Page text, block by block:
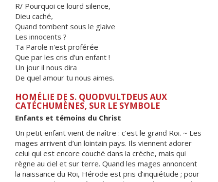
R/ Pourquoi ce lourd silence,
Dieu caché,
Quand tombent sous le glaive
Les innocents ?
Ta Parole n'est proférée
Que par les cris d'un enfant !
Un jour il nous dira
De quel amour tu nous aimes.
HOMÉLIE DE S. QUODVULTDEUS AUX
CATÉCHUMÈNES, SUR LE SYMBOLE
Enfants et témoins du Christ
Un petit enfant vient de naître : c’est le grand Roi. ~ Les
mages arrivent d’un lointain pays. Ils viennent adorer
celui qui est encore couché dans la crèche, mais qui
règne au ciel et sur terre. Quand les mages annoncent
la naissance du Roi, Hérode est pris d’inquiétude ; pour